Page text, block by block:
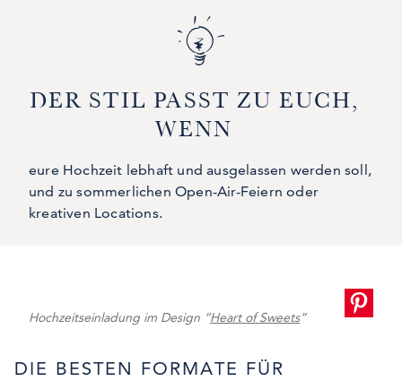
DER STIL PASST ZU EUCH,
WENN
eure Hochzeit lebhaft und ausgelassen werden soll,
und zu sommerlichen Open-Air-Feiern oder
kreativen Locations.
Hochzeitseinladung im Design “Heart of Sweets”
DIE BESTEN FORMATE FÜR